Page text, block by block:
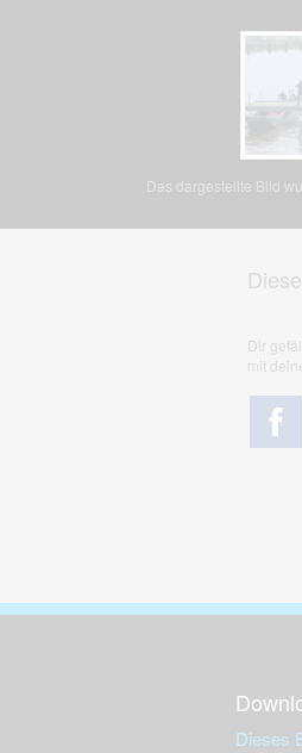
Das dargestellte Bild
Dir
mit
Dieses